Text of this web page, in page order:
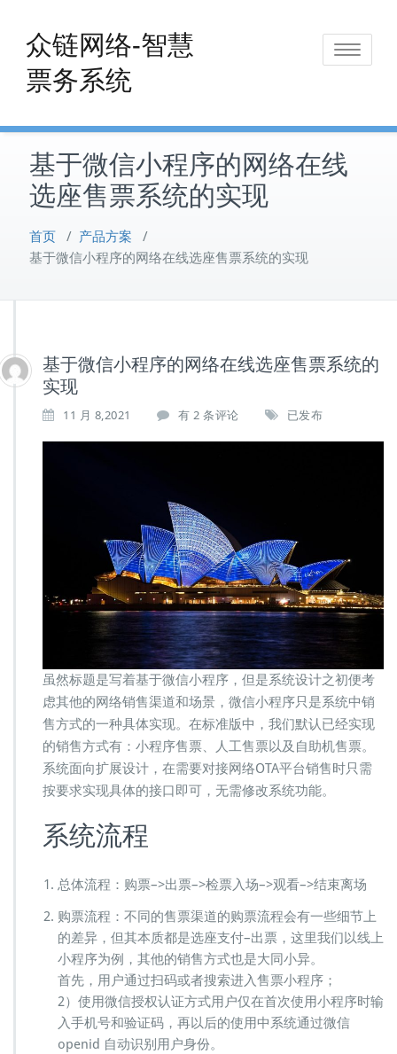
content
众链网络-智慧
票务系统
Toggle
基于微信小程序的网络在线
选座售票系统的实现
首页 / 产品方案 /
基于微信小程序的网络在线选座售票系统的实现
基于微信小程序的网络在线选座售票系统的
实现
11 月 8,2021
基
程
序
的
网
络
在
线
选
座
售
票
系
统
的
实
现
有 2 条评论 已发布
虽然标题是写着基于微信小程序，但是系统设计之初便考
虑其他的网络销售渠道和场景，微信小程序只是系统中销
售方式的一种具体实现。在标准版中，我们默认已经实现
的销售方式有：小程序售票、人工售票以及自助机售票。
系统面向扩展设计，在需要对接网络OTA平台销售时只需
按要求实现具体的接口即可，无需修改系统功能。
系统流程
总体流程：购票–>出票–>检票入场–>观看–>结束离场
购票流程：不同的售票渠道的购票流程会有一些细节上
的差异，但其本质都是选座支付–出票，这里我们以线上
小程序为例，其他的销售方式也是大同小异。
首先，用户通过扫码或者搜索进入售票小程序；
2）使用微信授权认证方式用户仅在首次使用小程序时输
入手机号和验证码，再以后的使用中系统通过微信
openid 自动识别用户身份。